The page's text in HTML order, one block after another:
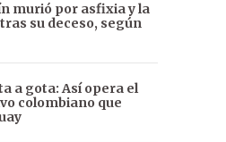
murió por asfixia y la
su deceso, según
a gota: Así opera el
colombiano que